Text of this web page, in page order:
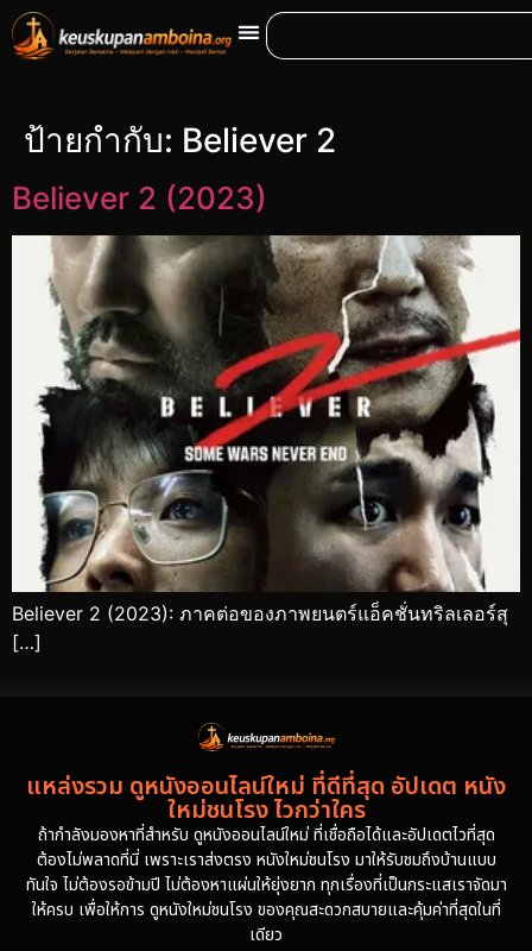
ป้ายกำกับ: Believer 2
Believer 2 (2023)
Believer 2 (2023): ภาคต่อของภาพยนตร์แอ็คชั่นทริลเลอร์สุ
[…]
แหล่งรวม ดูหนังออนไลน์ใหม่ ที่ดีที่สุด อัปเดต หนัง
ใหม่ชนโรง ไวกว่าใคร
ถ้ากำลังมองหาที่สำหรับ ดูหนังออนไลน์ใหม่ ที่เชื่อถือได้และอัปเดตไวที่สุด
ต้องไม่พลาดที่นี่ เพราะเราส่งตรง หนังใหม่ชนโรง มาให้รับชมถึงบ้านแบบ
ทันใจ ไม่ต้องรอข้ามปี ไม่ต้องหาแผ่นให้ยุ่งยาก ทุกเรื่องที่เป็นกระแสเราจัดมา
ให้ครบ เพื่อให้การ ดูหนังใหม่ชนโรง ของคุณสะดวกสบายและคุ้มค่าที่สุดในที่
เดียว